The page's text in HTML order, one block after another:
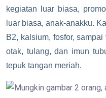
kegiatan luar biasa,
luar biasa, anak-anakku.
B2, kalsium, fosfor,
otak, tulang, dan imun
tepuk tangan meriah.